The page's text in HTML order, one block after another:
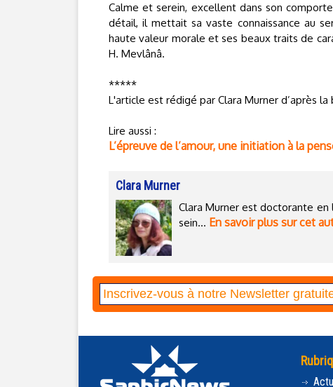
Calme et serein, excellent dans son
détail, il mettait sa vaste connaissance au
haute valeur morale et ses beaux traits de
H. Mevlânâ.
*****
L'article est rédigé par Clara Murner d’après
Lire aussi :
L’épreuve de l’amour, une initiation à la
Clara Murner
Clara Murner est doctorante
sein... En savoir plus sur cet